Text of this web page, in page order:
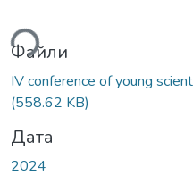
Файли
ІV conference of young
(558.62 KB)
Дата
2024